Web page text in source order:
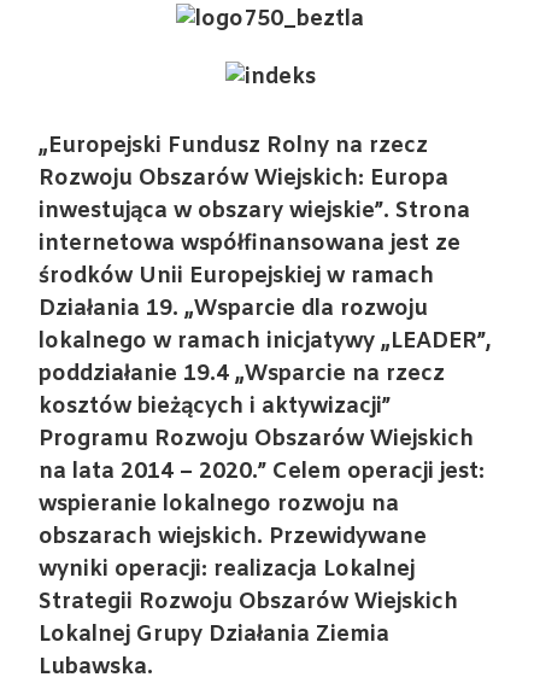
„Europejski Fundusz Rolny na rzecz
Rozwoju Obszarów Wiejskich: Europa
inwestująca w obszary wiejskie”. Strona
internetowa współfinansowana jest ze
środków Unii Europejskiej w ramach
Działania 19. „Wsparcie dla rozwoju
lokalnego w ramach inicjatywy „LEADER”,
poddziałanie 19.4 „Wsparcie na rzecz
kosztów bieżących i aktywizacji”
Programu Rozwoju Obszarów Wiejskich
na lata 2014 – 2020.” Celem operacji jest:
wspieranie lokalnego rozwoju na
obszarach wiejskich. Przewidywane
wyniki operacji: realizacja Lokalnej
Strategii Rozwoju Obszarów Wiejskich
Lokalnej Grupy Działania Ziemia
Lubawska.